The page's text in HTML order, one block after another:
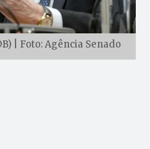
| Foto: Agência Senado